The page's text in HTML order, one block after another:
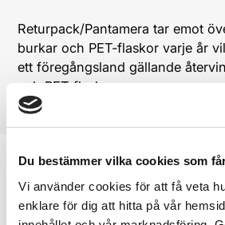
Du bestämmer vilka cookies som
Vi använder cookies för att få veta
enklare för dig att hitta på vår
Returpack/Pantamera tar emot
burkar och PET-flaskor varje år
ett föregångsland gällande
och PET-flaskor.
TA NÄSTA STEG